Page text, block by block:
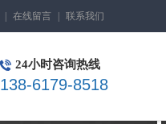
在线留言 联系我们
24小时咨询热线
138-6179-8518